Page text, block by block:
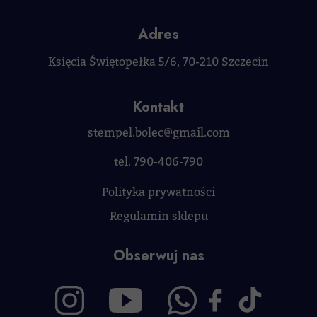
Adres
Polityka prywatności
Regulamin sklepu
stempel.bolec@gmail.com
tel. 790-406-790
Księcia Świętopełka 5/6, 70-210 Szczecin
Kontakt
Obserwuj nas